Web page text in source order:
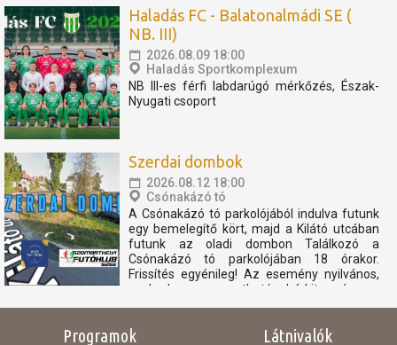
Pornóapáti felé, féltávnál fordulással. A
rövidebb távok féltávnál...
Haladás FC - Balatonalmádi SE (
NB. III)
2026.08.09 18:00
Haladás Sportkomplexum
NB III-es férfi labdarúgó mérkőzés, Észak-
Nyugati csoport
Szerdai dombok
2026.08.12 18:00
Csónakázó tó
A Csónakázó tó parkolójából indulva futunk
egy bemelegítő kört, majd a Kilátó utcában
futunk az oladi dombon Találkozó a
Csónakázó tó parkolójában 18 órakor.
Frissítés egyénileg! Az esemény nyilvános,
szabadon megosztható, bárkit szívesen
Programok Látnivalók